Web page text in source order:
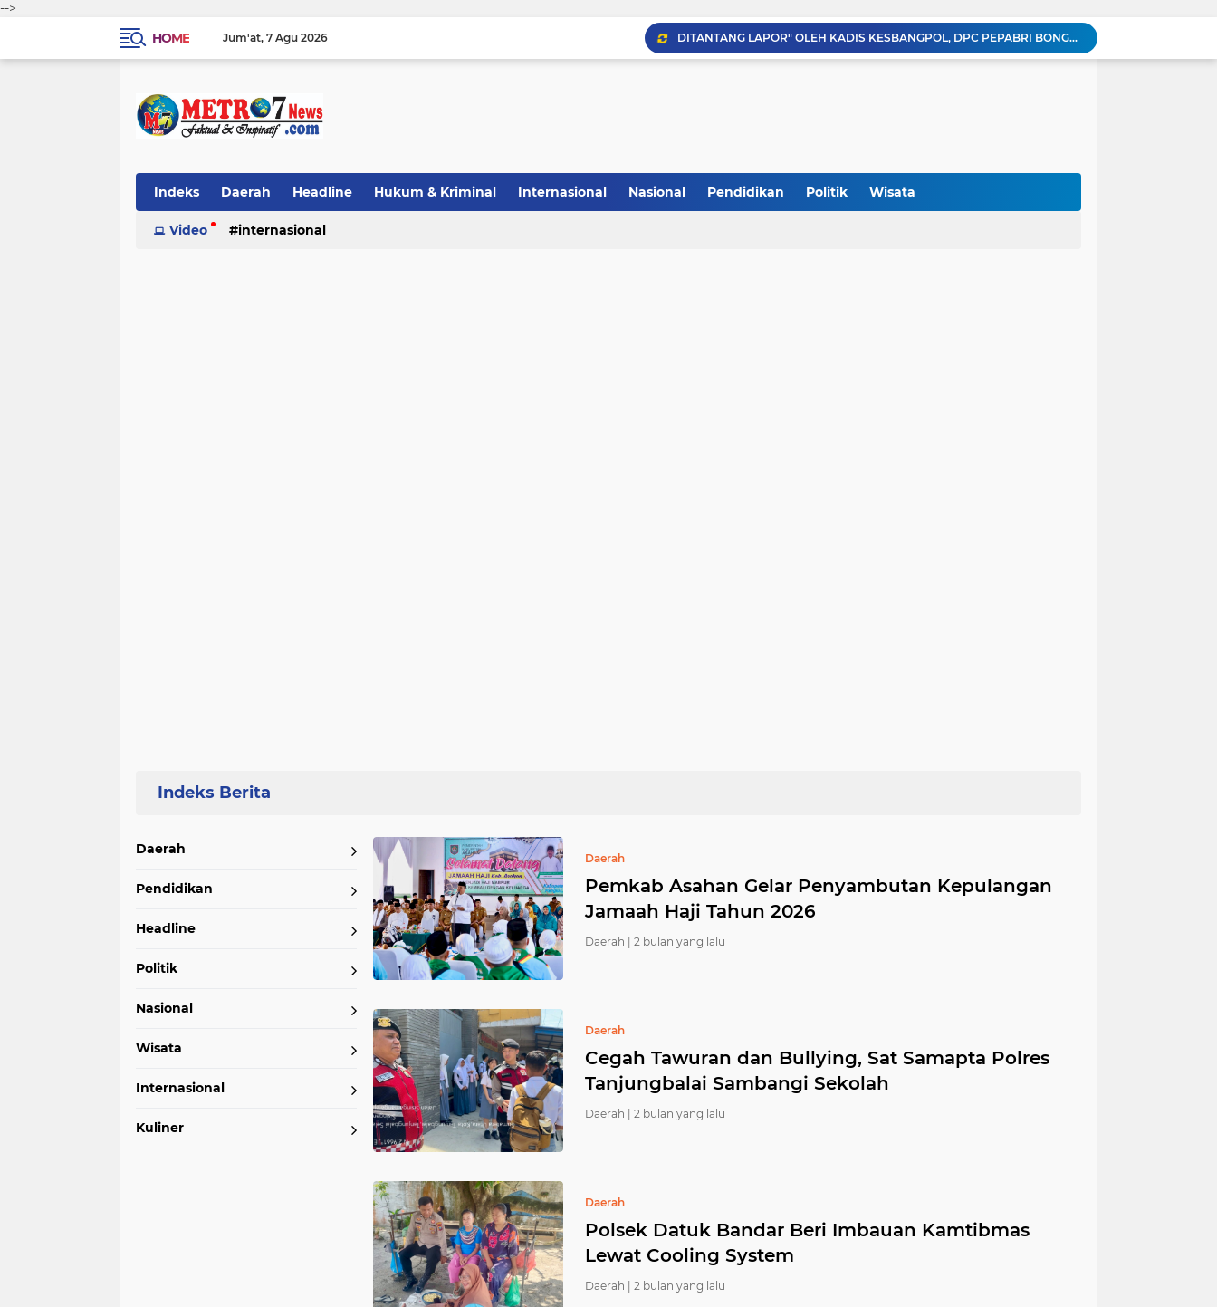
-->
HOME
Jum'at 7 Agu 2026
DITANTANG LAPOR" OLEH KADIS KESBANGPOL, DPC PEPABRI BONGKAR DUGAAN PERMAINAN DANA HIBAH RP. 4,1 MILIAR SECARA SISTEMATIS
Percepat NPGT dan Sertifikasi Aset, Wali Kota Bersama Kakanwil BPN Provsu Tnjau Sejumlah Pulau-Pulau Milik Pemko Tanjung Balai
Menang 4-1 Atas Disdik, Poldam Juara Turnamen Futsal Pemko Tanjung Balai Cup 2026
Indeks Daerah Headline Hukum & Kriminal Internasional Nasional Pendidikan Politik Wisata
Video internasional
Daerah
Pendidikan
Headline
Politik
Nasional
Wisata
Internasional
Kuliner
Daerah
Pemkab Asahan Gelar Penyambutan Kepulangan
Jamaah Haji Tahun 2026
Daerah | 2 bulan yang lalu
Daerah
Cegah Tawuran dan Bullying, Sat Samapta Polres
Tanjungbalai Sambangi Sekolah
Daerah | 2 bulan yang lalu
Daerah
Polsek Datuk Bandar Beri Imbauan Kamtibmas
Lewat Cooling System
Daerah | 2 bulan yang lalu